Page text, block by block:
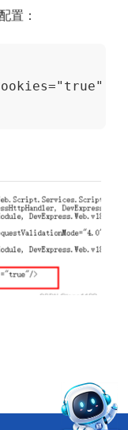
置：